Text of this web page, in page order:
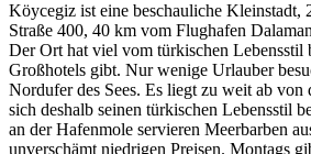
Köycegiz ist eine beschauliche Kleinstadt,
Straße 400, 40 km vom Flughafen
Der Ort hat viel vom türkischen Lebensstil
Großhotels gibt. Nur wenige Urlauber
Nordufer des Sees. Es liegt zu weit ab von
sich deshalb seinen türkischen Lebensstil
an der Hafenmole servieren Meerbarben
unverschämt niedrigen Preisen. Montags